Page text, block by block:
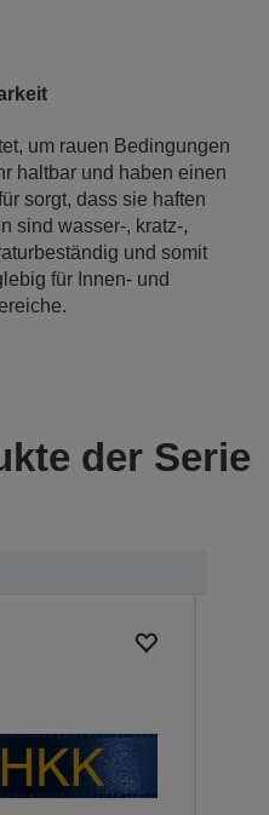
um rauen Bedingungen
haltbar und haben einen
sorgt, dass sie haften
sind wasser-, kratz-,
und somit
für Innen- und
der Serie